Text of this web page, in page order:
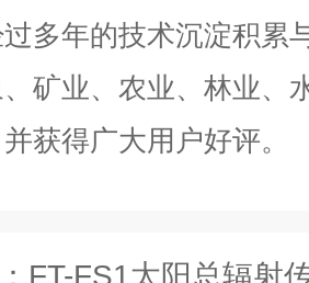
多年的技术沉淀积累
矿业、农业、林业、
获得广大用户好评。
FT-FS1太阳总辐射